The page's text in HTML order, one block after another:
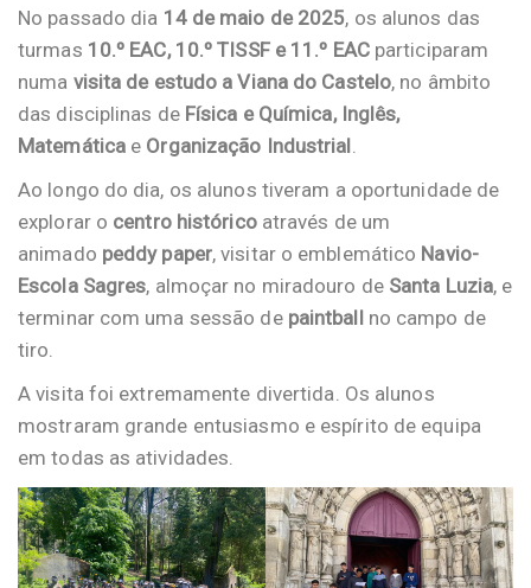
No passado dia 14 de maio de 2025, os alunos das
turmas 10.º EAC, 10.º TISSF e 11.º EACparticiparam
numa visita de estudo a Viana do Castelo, no âmbito
das disciplinas de Física e Química, Inglês,
Matemática e Organização Industrial
Ao longo do dia, os alunos tiveram a oportunidade de
explorar o centro históricoatravés de um
animado peddy paper, visitar o emblemático Navio-
Escola Sagres, almoçar no miradouro de Santa Luzia, e
terminar com uma sessão de paintball no campo de
tiro.
A visita foi extremamente divertida. Os alunos
mostraram grande entusiasmo e espírito de equipa
em todas as atividades.